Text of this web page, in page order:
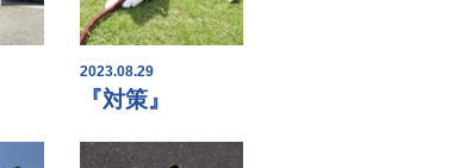
2023.08.29
『対策』